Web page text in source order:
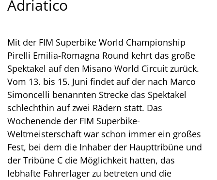
Adriatico
Mit der FIM Superbike World Championship
Pirelli Emilia-Romagna Round kehrt das große
Spektakel auf den Misano World Circuit zurück.
Vom 13. bis 15. Juni findet auf der nach Marco
Simoncelli benannten Strecke das Spektakel
schlechthin auf zwei Rädern statt. Das
Wochenende der FIM Superbike-
Weltmeisterschaft war schon immer ein großes
Fest, bei dem die Inhaber der Haupttribüne und
der Tribüne C die Möglichkeit hatten, das
lebhafte Fahrerlager zu betreten und die